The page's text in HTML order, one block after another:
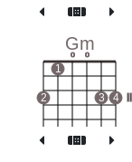
Gm
2
1
o o
3 4